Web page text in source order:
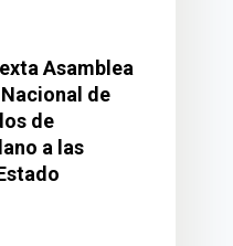
Asamblea
de
de
a las